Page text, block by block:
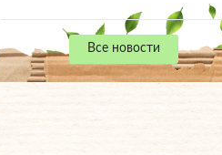
Все новости